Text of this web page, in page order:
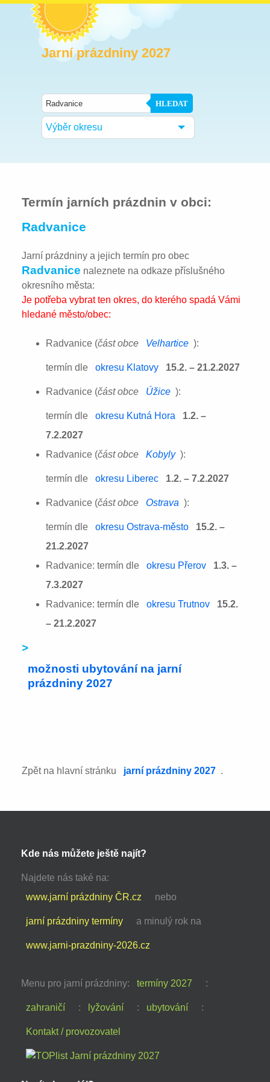
Jarní prázdniny 2027
HLEDAT
Výběr okresu
Termín jarních prázdnin v obci:
Radvanice
Jarní prázdniny a jejich termín pro obec
Radvanice naleznete na odkaze příslušného
okresního města:
Je potřeba vybrat ten okres, do kterého spadá Vámi
hledané město/obec:
Radvanice (část obce Velhartice ):
termín dle okresu Klatovy 15.2. – 21.2.2027
Radvanice (část obce Úžice ):
termín dle okresu Kutná Hora
1.2. –
7.2.2027
Radvanice (část obce Kobyly ):
termín dle okresu Liberec 1.2. – 7.2.2027
Radvanice (část obce Ostrava ):
termín dle okresu Ostrava-město
15.2. –
21.2.2027
Radvanice: termín dle
okresu Přerov
1.3. –
7.3.2027
Radvanice: termín dle
okresu Trutnov
15.2.
– 21.2.2027
>
možnosti ubytování na jarní
prázdniny 2027
Zpět na hlavní stránku jarní prázdniny 2027 .
Kde nás můžete ještě najít?
Najdete nás také na:
www.jarní prázdniny ČR.cz
nebo
jarní prázdniny termíny a minulý rok na
www.jarni-prazdniny-2026.cz
Menu pro jarní prázdniny: termíny 2027 :
zahraničí : lyžování : ubytování :
Kontakt / provozovatel